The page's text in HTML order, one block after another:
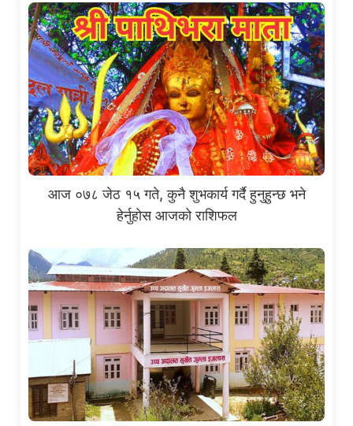
आज ०७८ जेठ १५ गते, कुनै शुभकार्य गर्दै हुनुहुन्छ भने
हेर्नुहोस आजको राशिफल